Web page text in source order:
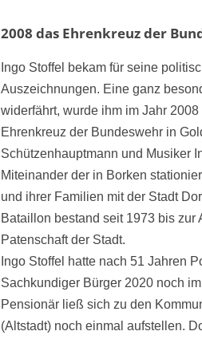
2008 das Ehrenkreuz der
Ingo Stoffel bekam für seine
Auszeichnungen. Eine ganz
widerfährt, wurde ihm im Jahr
Ehrenkreuz der Bundeswehr in
Schützenhauptmann und Musiker
Miteinander der in Borken
und ihrer Familien mit der Stadt
Bataillon bestand seit 1973 bis
Patenschaft der Stadt.
Ingo Stoffel hatte nach 51 Jahren
Sachkundiger Bürger 2020 noch
Pensionär ließ sich zu den
(Altstadt) noch einmal aufstellen.